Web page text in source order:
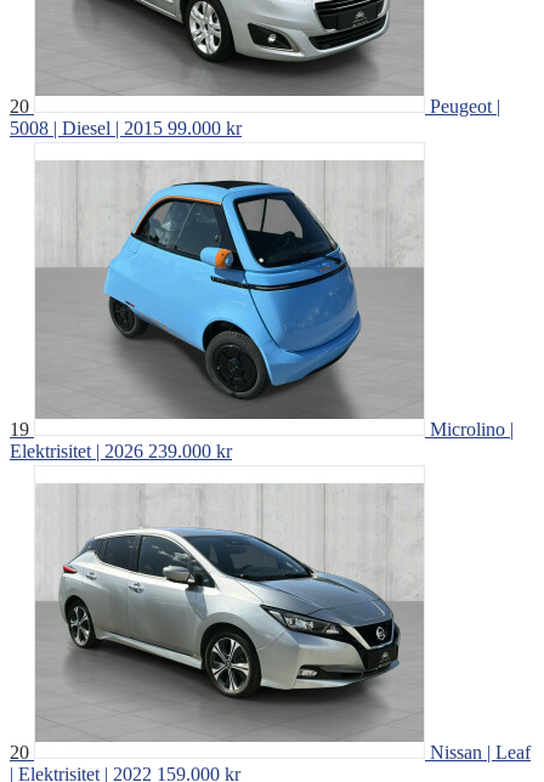
20
Peugeot |
5008 | Diesel | 2015 99.000 kr
19
Microlino |
Elektrisitet | 2026 239.000 kr
20
Nissan | Leaf
| Elektrisitet | 2022 159.000 kr